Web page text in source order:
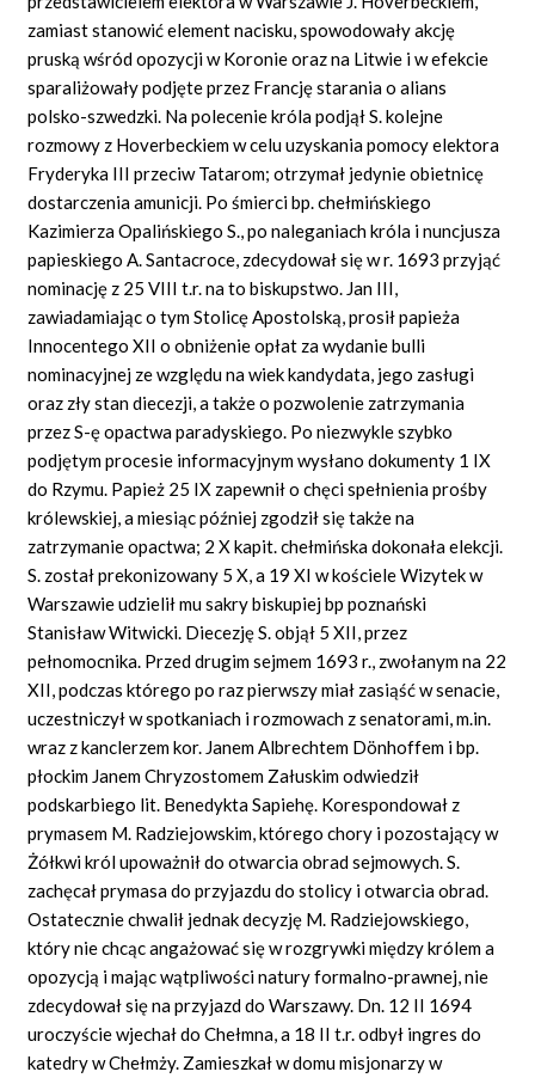
zamiast stanowić element nacisku, spowodowały akcję
pruską wśród opozycji w Koronie oraz na Litwie i w efekcie
sparaliżowały podjęte przez Francję starania o alians
polsko-szwedzki. Na polecenie króla podjął S. kolejne
rozmowy z Hoverbeckiem w celu uzyskania pomocy elektora
Fryderyka III przeciw Tatarom; otrzymał jedynie obietnicę
dostarczenia amunicji. Po śmierci bp. chełmińskiego
Kazimierza Opalińskiego S., po naleganiach króla i nuncjusza
papieskiego A. Santacroce, zdecydował się w r. 1693 przyjąć
nominację z 25 VIII t.r. na to biskupstwo. Jan III,
zawiadamiając o tym Stolicę Apostolską, prosił papieża
Innocentego XII o obniżenie opłat za wydanie bulli
nominacyjnej ze względu na wiek kandydata, jego zasługi
oraz zły stan diecezji, a także o pozwolenie zatrzymania
przez S-ę opactwa paradyskiego. Po niezwykle szybko
podjętym procesie informacyjnym wysłano dokumenty 1 IX
do Rzymu. Papież 25 IX zapewnił o chęci spełnienia prośby
królewskiej, a miesiąc później zgodził się także na
zatrzymanie opactwa; 2 X kapit. chełmińska dokonała elekcji.
S. został prekonizowany 5 X, a 19 XI w kościele Wizytek w
Warszawie udzielił mu sakry biskupiej bp poznański
Stanisław Witwicki. Diecezję S. objął 5 XII, przez
pełnomocnika. Przed drugim sejmem 1693 r., zwołanym na 22
XII, podczas którego po raz pierwszy miał zasiąść w senacie,
uczestniczył w spotkaniach i rozmowach z senatorami, m.in.
wraz z kanclerzem kor. Janem Albrechtem Dönhoffem i bp.
płockim Janem Chryzostomem Załuskim odwiedził
podskarbiego lit. Benedykta Sapiehę. Korespondował z
prymasem M. Radziejowskim, którego chory i pozostający w
Żółkwi król upoważnił do otwarcia obrad sejmowych. S.
zachęcał prymasa do przyjazdu do stolicy i otwarcia obrad.
Ostatecznie chwalił jednak decyzję M. Radziejowskiego,
który nie chcąc angażować się w rozgrywki między królem a
opozycją i mając wątpliwości natury formalno-prawnej, nie
zdecydował się na przyjazd do Warszawy. Dn. 12 II 1694
uroczyście wjechał do Chełmna, a 18 II t.r. odbył ingres do
katedry w Chełmży. Zamieszkał w domu misjonarzy w